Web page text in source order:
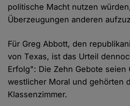
politische Macht nutzen
Überzeugungen anderen
Für Greg Abbott, den
von Texas, ist das Urteil
Erfolg": Die Zehn Gebote seien
westlicher Moral und gehörten
Klassenzimmer.